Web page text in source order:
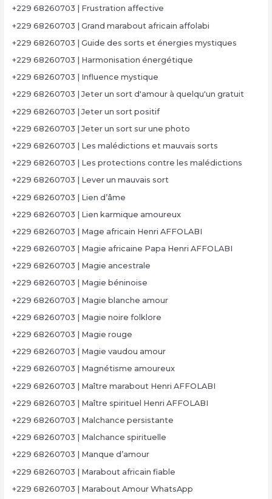
+229 68260703 | Frustration affective
+229 68260703 | Grand marabout africain affolabi
+229 68260703 | Guide des sorts et énergies mystiques
+229 68260703 | Harmonisation énergétique
+229 68260703 | Influence mystique
+229 68260703 | Jeter un sort d'amour à quelqu'un gratuit
+229 68260703 | Jeter un sort positif
+229 68260703 | Jeter un sort sur une photo
+229 68260703 | Les malédictions et mauvais sorts
+229 68260703 | Les protections contre les malédictions
+229 68260703 | Lever un mauvais sort
+229 68260703 | Lien d’âme
+229 68260703 | Lien karmique amoureux
+229 68260703 | Mage africain Henri AFFOLABI
+229 68260703 | Magie africaine Papa Henri AFFOLABI
+229 68260703 | Magie ancestrale
+229 68260703 | Magie béninoise
+229 68260703 | Magie blanche amour
+229 68260703 | Magie noire folklore
+229 68260703 | Magie rouge
+229 68260703 | Magie vaudou amour
+229 68260703 | Magnétisme amoureux
+229 68260703 | Maître marabout Henri AFFOLABI
+229 68260703 | Maître spirituel Henri AFFOLABI
+229 68260703 | Malchance persistante
+229 68260703 | Malchance spirituelle
+229 68260703 | Manque d’amour
+229 68260703 | Marabout africain fiable
+229 68260703 | Marabout Amour WhatsApp